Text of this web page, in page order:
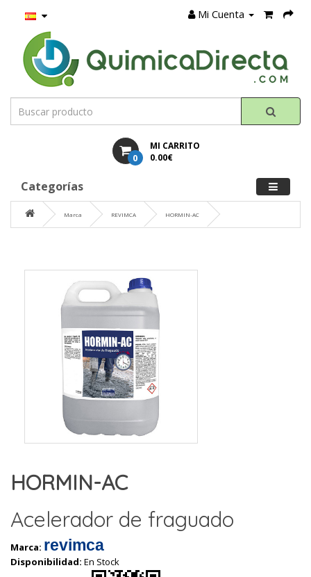
Mi Cuenta
MI CARRITO
0 0.00€
Categorías
Marca REVIMCA HORMIN-AC
HORMIN-AC
Acelerador de fraguado
Marca: revimca
Disponibilidad: En Stock